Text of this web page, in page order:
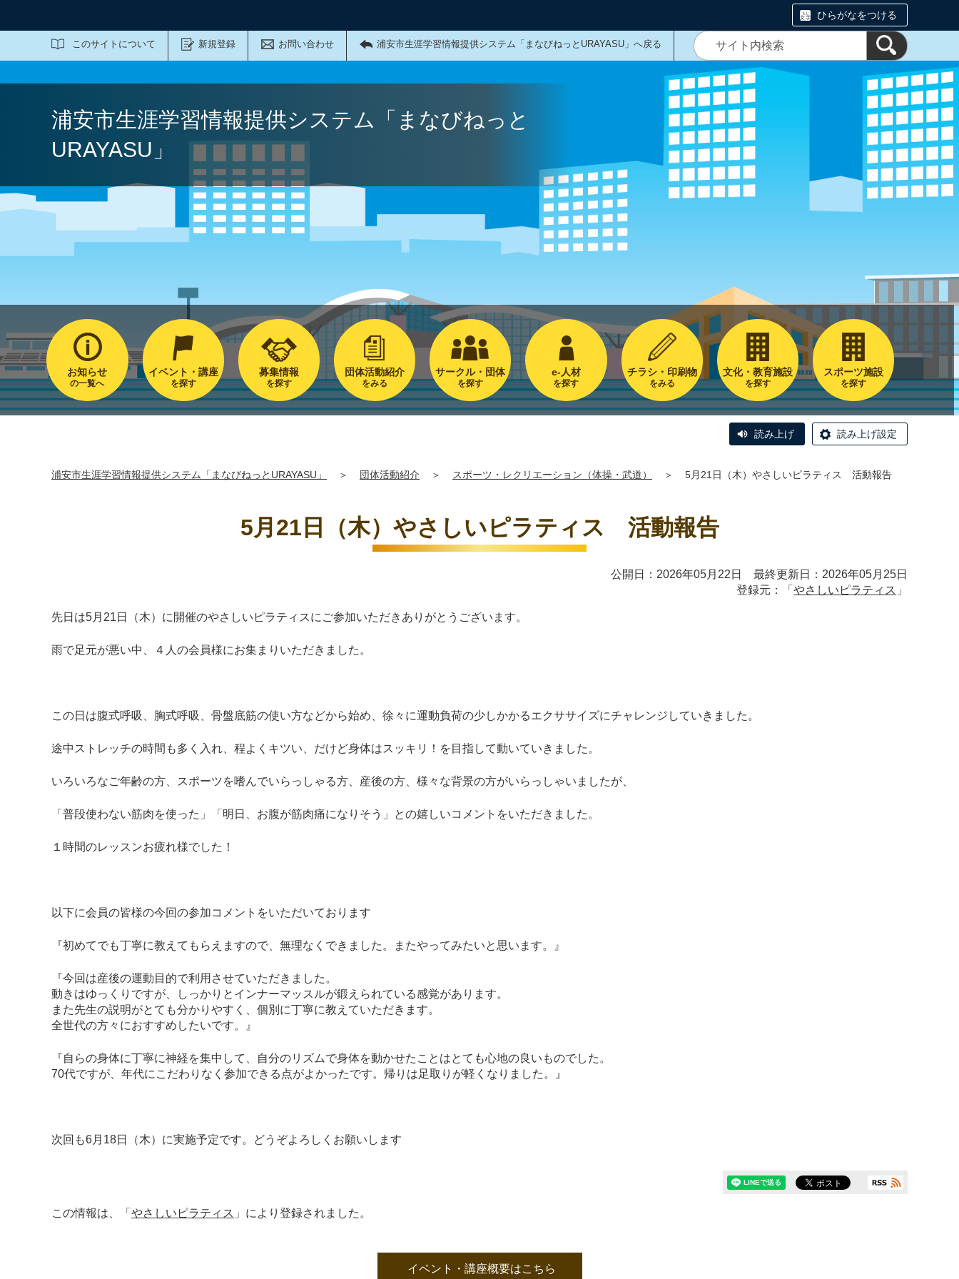
ひらがなをつける
このサイトについて 新規登録 お問い合わせ 浦安市生涯学習情報提供システム「まなびねっとURAYASU」へ戻る
サイト内検索
浦安市生涯学習情報提供システム「まなびねっと
URAYASU」
お知らせ
の一覧へ
イベント・講座
を探す
募集情報
を探す
団体活動紹介
をみる
サークル・団体
を探す
e-人材
を探す
チラシ・印刷物
をみる
文化・教育施設
を探す
スポーツ施設
を探す
読み上げ 読み上げ設定
浦安市生涯学習情報提供システム「まなびねっとURAYASU」 ＞ 団体活動紹介 ＞ スポーツ・レクリエーション（体操・武道） ＞ 5月21日（木）やさしいピラティス 活動報告
5月21日（木）やさしいピラティス 活動報告
公開日：2026年05月22日 最終更新日：2026年05月25日
登録元：「 やさしいピラティス 」
先日は5月21日（木）に開催のやさしいピラティスにご参加いただきありがとうございます。
雨で足元が悪い中、４人の会員様にお集まりいただきました。
この日は腹式呼吸、胸式呼吸、骨盤底筋の使い方などから始め、徐々に運動負荷の少しかかるエクササイズにチャレンジしていきました。
途中ストレッチの時間も多く入れ、程よくキツい、だけど身体はスッキリ！を目指して動いていきました。
いろいろなご年齢の方、スポーツを嗜んでいらっしゃる方、産後の方、様々な背景の方がいらっしゃいましたが、
「普段使わない筋肉を使った」「明日、お腹が筋肉痛になりそう」との嬉しいコメントをいただきました。
１時間のレッスンお疲れ様でした！
以下に会員の皆様の今回の参加コメントをいただいております
『初めてでも丁寧に教えてもらえますので、無理なくできました。またやってみたいと思います。』
『今回は産後の運動目的で利用させていただきました。
動きはゆっくりですが、しっかりとインナーマッスルが鍛えられている感覚があります。
また先生の説明がとても分かりやすく、個別に丁寧に教えていただきます。
全世代の方々におすすめしたいです。』
『自らの身体に丁寧に神経を集中して、自分のリズムで身体を動かせたことはとても心地の良いものでした。
70代ですが、年代にこだわりなく参加できる点がよかったです。帰りは足取りが軽くなりました。』
次回も6月18日（木）に実施予定です。どうぞよろしくお願いします
この情報は、「 やさしいピラティス 」により登録されました。
イベント・講座概要はこちら